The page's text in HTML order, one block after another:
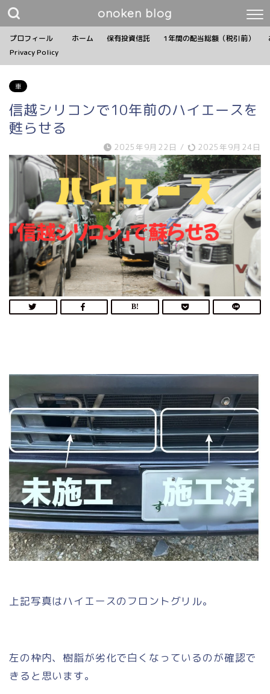
onoken blog
プロフィール
Privacy Policy
ホーム 保有投資信託 1年間の配当総額（税引前）
車
信越シリコンで10年前のハイエースを
甦らせる
2025年9月22日 / 2025年9月24日
上記写真はハイエースのフロントグリル。
左の枠内、樹脂が劣化で白くなっているのが確認で
きると思います。